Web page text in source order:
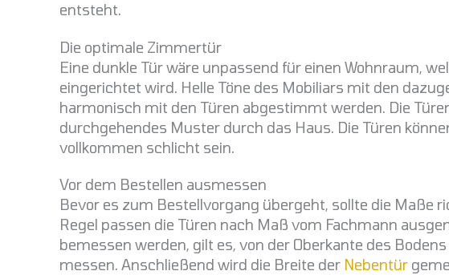
entsteht.
Die optimale Zimmertür
Eine dunkle Tür wäre unpassend für einen Wohnraum,
eingerichtet wird. Helle Töne des Mobiliars mit den
harmonisch mit den Türen abgestimmt werden. Die
durchgehendes Muster durch das Haus. Die Türen
vollkommen schlicht sein.
Vor dem Bestellen ausmessen
Bevor es zum Bestellvorgang übergeht, sollte die Maße
Regel passen die Türen nach Maß vom Fachmann
bemessen werden, gilt es, von der Oberkante des
messen. Anschließend wird die Breite der Nebentür